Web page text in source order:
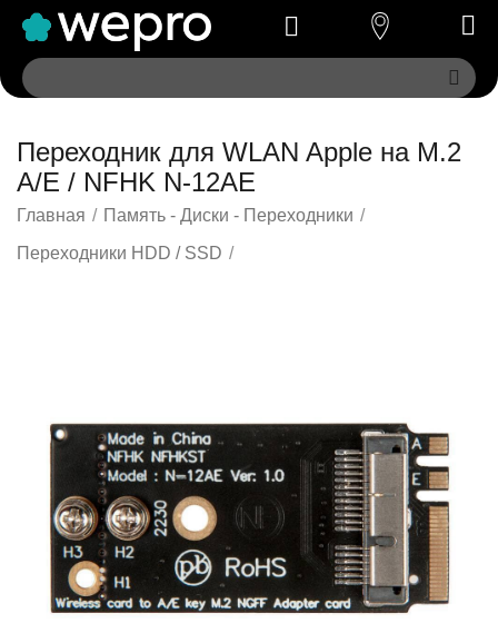
Переходник для WLAN Apple на M.2
A/E / NFHK N-12AE
Главная / Память - Диски - Переходники /
Переходники HDD / SSD /